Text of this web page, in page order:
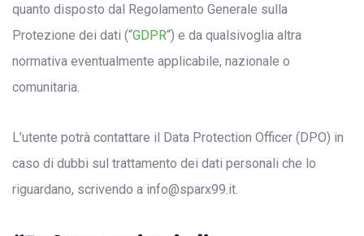
quanto disposto dal Regolamento Generale sulla
Protezione dei dati (“GDPR“) e da qualsivoglia altra
normativa eventualmente applicabile, nazionale o
comunitaria.
L’utente potrà contattare il Data Protection Officer (DPO) in
caso di dubbi sul trattamento dei dati personali che lo
riguardano, scrivendo a info@sparx99.it.